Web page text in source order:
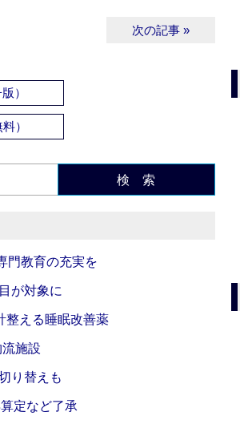
次の記事 »
）
）
検 索
門教育の充実を
が対象に
整える睡眠改善薬
施設
り替えも
定など了承